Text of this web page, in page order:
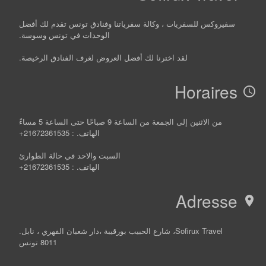
سفيروكس للسفريات ، وكالة سفرياتنا وفنادق تونس تقدم لك أفضل
الوحدات في تونس وسوسة.
لقد اخترنا لك أفضل العروض لغرف الفنادق الرخيصة.
access_time
من الاثنين إلى الجمعة من الساعة 9 صباحًا حتى الساعة 5 مساءً
الهاتف. : 21672361535+
السبت والاحد في حالة الطوارئ
الهاتف. : 21672361535+
location_on
Sofirux Travel، شارع الحبيب بورقيبة ،دار شعبان الفهري ، نابل.
8011 تونس